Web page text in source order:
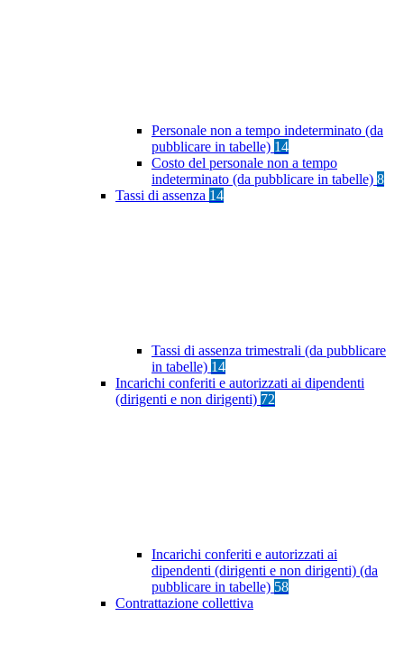
Personale non a tempo indeterminato (da
pubblicare in tabelle) 14
Costo del personale non a tempo
indeterminato (da pubblicare in tabelle) 8
Tassi di assenza 14
Tassi di assenza trimestrali (da pubblicare
in tabelle) 14
Incarichi conferiti e autorizzati ai dipendenti
(dirigenti e non dirigenti) 72
Incarichi conferiti e autorizzati ai
dipendenti (dirigenti e non dirigenti) (da
pubblicare in tabelle) 58
Contrattazione collettiva